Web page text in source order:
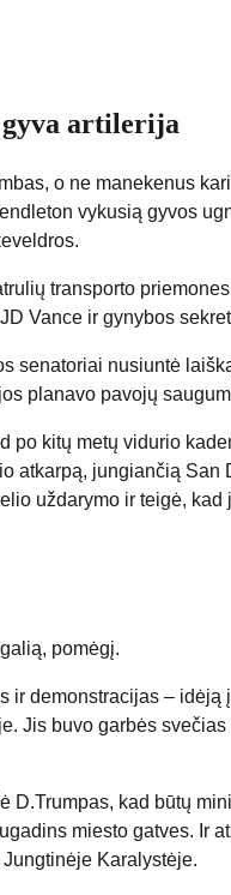
gyva artilerija
o ne manekenus
vykusią gyvos
transporto
Vance ir gynybos
senatoriai nusiuntė
planavo pavojų
po kitų metų vidurio
atkarpą, jungiančią San
uždarymo ir teigė, kad
pomėgį.
ir demonstracijas –
Jis buvo garbės
kad būtų
miesto gatves. Ir
Karalystėje.